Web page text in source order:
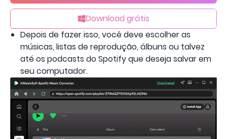
Download grátis
Depois de fazer isso, você deve escolher as
músicas, listas de reprodução, álbuns ou talvez
até os podcasts do Spotify que deseja salvar em
seu computador.